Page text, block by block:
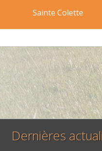
Sainte Colette
Dernières